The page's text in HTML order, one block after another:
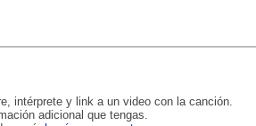
intérprete y link a un video con la canción.
adicional que tengas.